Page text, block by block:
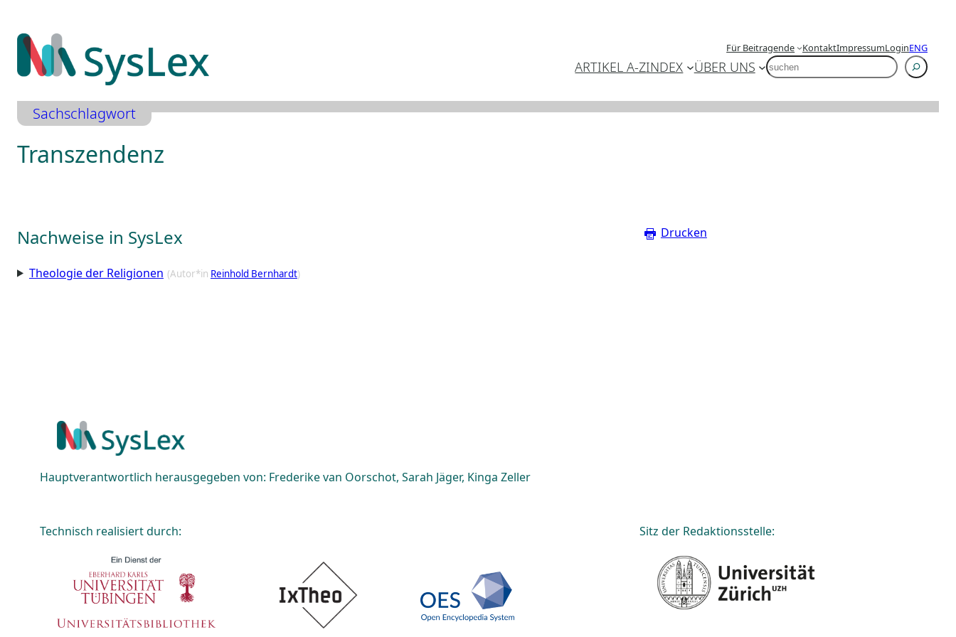
Inhalt
springen
Für Beitragende KontaktImpressumLoginENG
ARTIKEL A-ZINDEX ÜBER UNS SUCHEN
Sachschlagwort
Transzendenz
Nachweise in SysLex
Theologie der Religionen (Autor*in Reinhold Bernhardt)
Drucken
Hauptverantwortlich herausgegeben von: Frederike van Oorschot, Sarah Jäger, Kinga Zeller
Technisch realisiert durch: Sitz der Redaktionsstelle: